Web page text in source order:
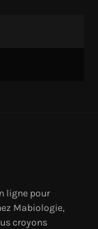
ligne pour
Mabiologie,
croyons